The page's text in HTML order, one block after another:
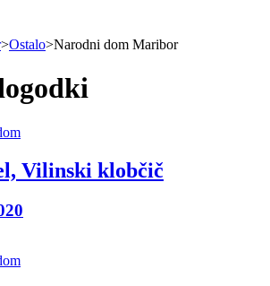
>Ostalo>Narodni dom Maribor
Vilinski klobčič